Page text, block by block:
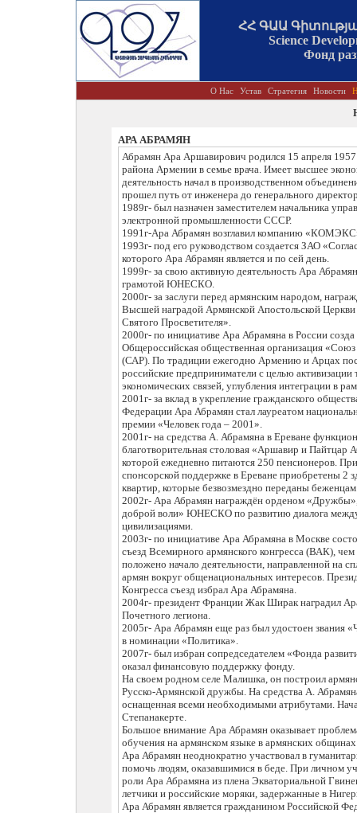
ՀՀ ԳԱԱ
Science
Фонд
О Нас Устав Стратегия Новости
АРА АБРАМЯН
Абрамян Ара Аршавирович родился 15 апреля
района Армении в семье врача. Имеет высшее
деятельность начал в производственном
прошел путь от инженера до генерального
1989г- был назначен заместителем начальника
электронной промышленности СССР.
1991г-Ара Абрамян возглавил компанию
1993г- под его руководством создается ЗАО
которого Ара Абрамян является и по сей день.
1999г- за свою активную деятельность Ара
грамотой ЮНЕСКО.
2000г- за заслуги перед армянским народом,
Высшей наградой Армянской Апостольской
Святого Просветителя».
2000г- по инициативе Ара Абрамяна в России созда
Общероссийская общественная организация
(САР). По традиции ежегодно Армению и Арцах
российские предприниматели с целью активизации
экономических связей, углубления интеграции в
2001г- за вклад в укрепление гражданского
Федерации Ара Абрамян стал лауреатом
премии «Человек года – 2001».
2001г- на средства А. Абрамяна в Ереване
благотворительная столовая «Аршавир и Пайтцар
которой ежедневно питаются 250 пенсионеров.
спонсорской поддержке в Ереване приобретены 2
квартир, которые безвозмездно переданы
2002г- Ара Абрамян награждён орденом
доброй воли» ЮНЕСКО по развитию диалога
цивилизациями.
2003г- по инициативе Ара Абрамяна в Москве
съезд Всемирного армянского конгресса (ВАК),
положено начало деятельности, направленной на
армян вокруг общенациональных интересов.
Конгресса съезд избрал Ара Абрамяна.
2004г- президент Франции Жак Ширак наградил
Почетного легиона.
2005г- Ара Абрамян еще раз был удостоен звания
в номинации «Политика».
2007г- был избран сопредседателем «Фонда
оказал финансовую поддержку фонду.
На своем родном селе Малишка, он построил
Русско-Армянской дружбы. На средства А.
оснащенная всеми необходимыми атрибутами.
Степанакерте.
Большое внимание Ара Абрамян оказывает
обучения на армянском языке в армянских
Ара Абрамян неоднократно участвовал в
помочь людям, оказавшимися в беде. При личном
роли Ара Абрамяна из плена Экваториальной
летчики и российские моряки, задержанные в
Ара Абрамян является гражданином Российской